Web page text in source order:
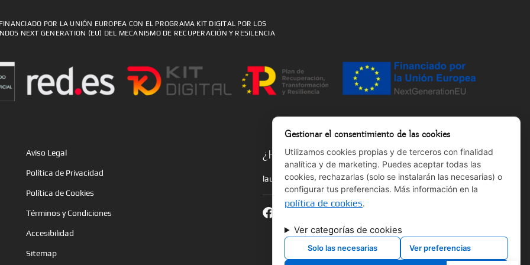
POR LA UNIÓN EUROPEA CON EL PROGRAMA KIT DIGITAL POR LOS
NEXT GENERATION (EU) DEL MECANISMO DE RECUPERACIÓN Y RESILENCIA
Aviso Legal
Política de Privacidad
Política de Cookies
Términos y Condiciones
Accesibilidad
Sitemap
¿Hablamos?
laura@salmonyoga.com
Gestionar el consentimiento de las cookies
Utilizamos cookies propias y de terceros con finalidad
analítica y de marketing. Puedes aceptar todas las
cookies, rechazarlas (solo se instalarán las necesarias) o
configurar tus preferencias. Más información en la
política de cookies.
Ver categorías de cookies
Solo las necesarias Ver preferencias